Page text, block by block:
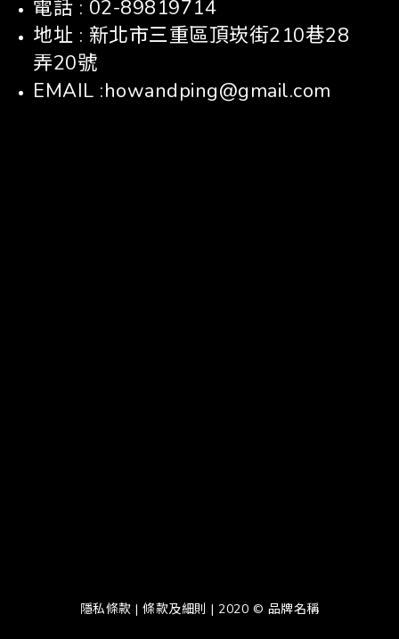
電話 : 02-89819714
地址 : 新北市三重區頂崁街210巷28
弄20號
EMAIL :howandping@gmail.com
隱私條款 | 條款及細則 | 2020 © 品牌名稱